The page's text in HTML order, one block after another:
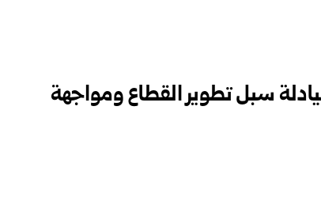
سبل تطوير القطاع ومواجهة